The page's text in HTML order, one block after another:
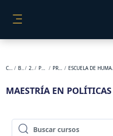
Cursos BACKUP 2024-2 POSGRADO PRESENCIAL ESCUELA DE
MAESTRÍA EN
Buscar cursos